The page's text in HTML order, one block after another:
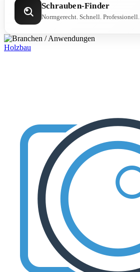
Schrauben-Finder
Normgerecht. Schnell. Professionell.
Holzbau